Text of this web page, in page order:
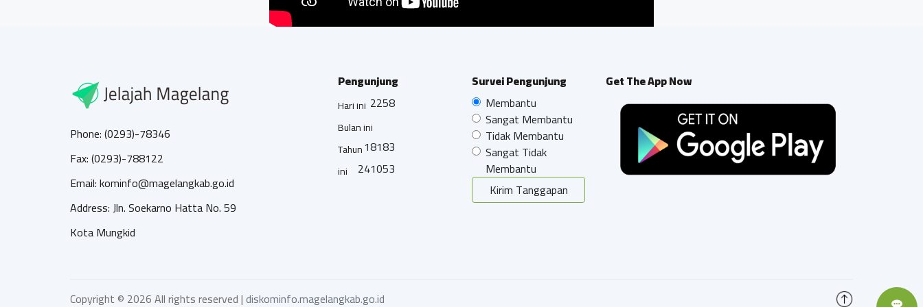
Phone: (0293)-78346
Fax: (0293)-788122
Email: kominfo@magelangkab.go.id
Address: Jln. Soekarno Hatta No. 59
Kota Mungkid
Pengunjung
Hari ini 2258
Bulan ini
18183
Tahun
ini
241053
Survei Pengunjung
Membantu
Sangat Membantu
Tidak Membantu
Sangat Tidak
Membantu
Kirim Tanggapan
Get The App Now
Copyright © 2026 All rights reserved |diskominfo.magelangkab.go.id